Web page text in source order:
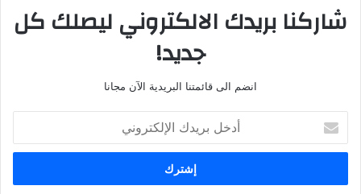
شاركنا بريدك الالكتروني ليصلك كل
جديد!
انضم الى قائمتنا البريدية الآن مجانا
بريدك
الإلكتروني